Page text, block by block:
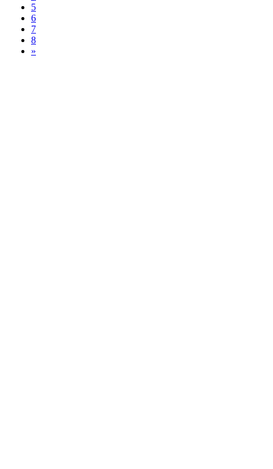
5
6
7
8
»